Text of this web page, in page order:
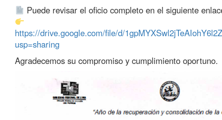
Puede revisar el oficio completo en el siguiente
https://drive.google.com/file/d/
usp=sharing
Agradecemos su compromiso y cumplimiento oportuno.